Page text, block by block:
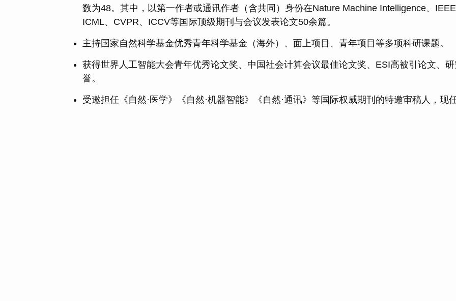
数为48。其中，以第一作者或通讯作者（含共同）身份在Nature Machine Intelligence、
ICML、CVPR、ICCV等国际顶级期刊与会议发表论文50余篇。
主持国家自然科学基金优秀青年科学基金（海外）、面上项目、青年项目等多项科研课题。
获得世界人工智能大会青年优秀论文奖、中国社会计算会议最佳论文奖、ESI高被引论文、
誉。
受邀担任《自然·医学》《自然·机器智能》《自然·通讯》等国际权威期刊的特邀审稿人，现